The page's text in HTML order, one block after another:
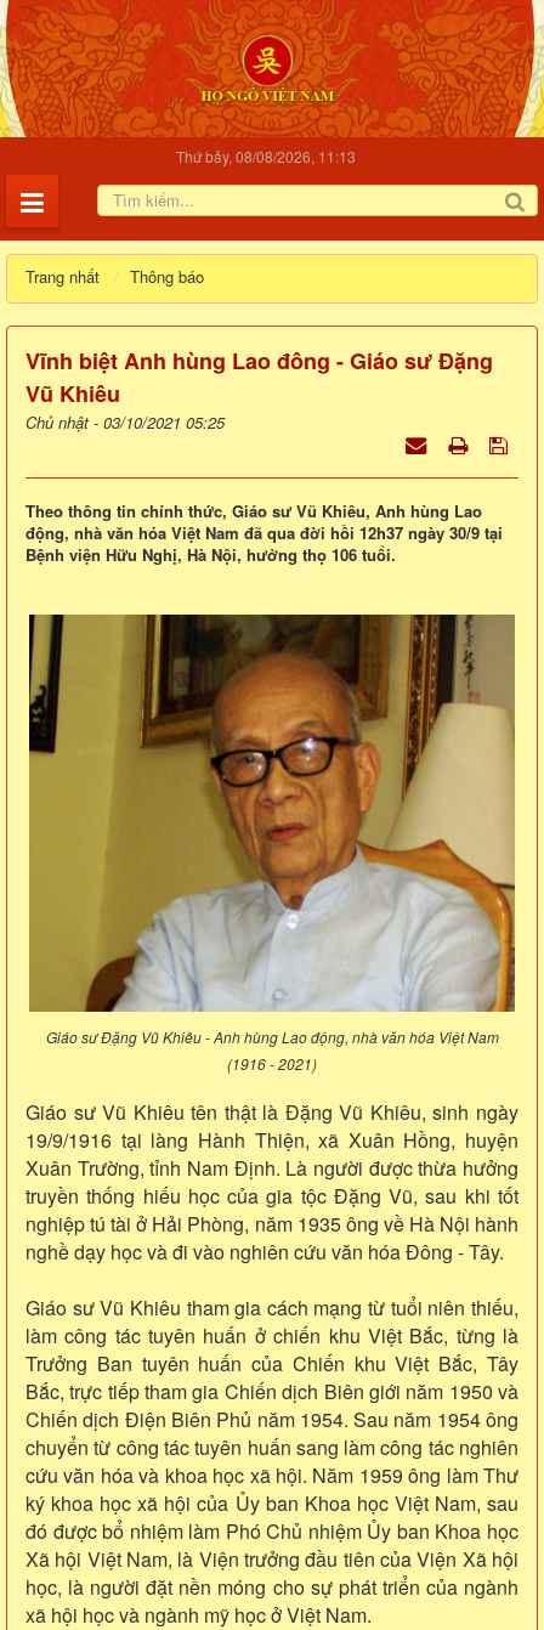
Thứ bảy, 08/08/2026, 11:13
Trang nhất Thông báo
Vĩnh biệt Anh hùng Lao đông - Giáo sư Đặng
Vũ Khiêu
Chủ nhật - 03/10/2021 05:25
Theo thông tin chính thức, Giáo sư Vũ Khiêu, Anh hùng Lao
động, nhà văn hóa Việt Nam đã qua đời hồi 12h37 ngày 30/9 tại
Bệnh viện Hữu Nghị, Hà Nội, hưởng thọ 106 tuổi.
Giáo sư Đặng Vũ Khiêu - Anh hùng Lao động, nhà văn hóa Việt Nam
(1916 - 2021)
Giáo sư Vũ Khiêu tên thật là Đặng Vũ Khiêu, sinh ngày
19/9/1916 tại làng Hành Thiện, xã Xuân Hồng, huyện
Xuân Trường, tỉnh Nam Định. Là người được thừa hưởng
truyền thống hiếu học của gia tộc Đặng Vũ, sau khi tốt
nghiệp tú tài ở Hải Phòng, năm 1935 ông về Hà Nội hành
nghề dạy học và đi vào nghiên cứu văn hóa Đông - Tây.
Giáo sư Vũ Khiêu tham gia cách mạng từ tuổi niên thiếu,
làm công tác tuyên huấn ở chiến khu Việt Bắc, từng là
Trưởng Ban tuyên huấn của Chiến khu Việt Bắc, Tây
Bắc, trực tiếp tham gia Chiến dịch Biên giới năm 1950 và
Chiến dịch Điện Biên Phủ năm 1954. Sau năm 1954 ông
chuyển từ công tác tuyên huấn sang làm công tác nghiên
cứu văn hóa và khoa học xã hội. Năm 1959 ông làm Thư
ký khoa học xã hội của Ủy ban Khoa học Việt Nam, sau
đó được bổ nhiệm làm Phó Chủ nhiệm Ủy ban Khoa học
Xã hội Việt Nam, là Viện trưởng đầu tiên của Viện Xã hội
học, là người đặt nền móng cho sự phát triển của ngành
xã hội học và ngành mỹ học ở Việt Nam.